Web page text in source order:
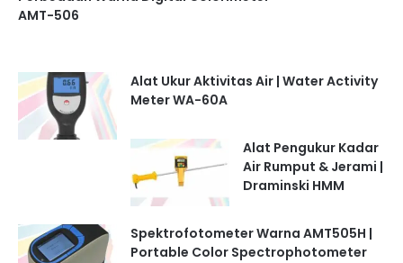
AMT-506
Alat Ukur Aktivitas Air | Water Activity
Meter WA-60A
Alat Pengukur Kadar
Air Rumput & Jerami |
Draminski HMM
Spektrofotometer Warna AMT505H |
Portable Color Spectrophotometer